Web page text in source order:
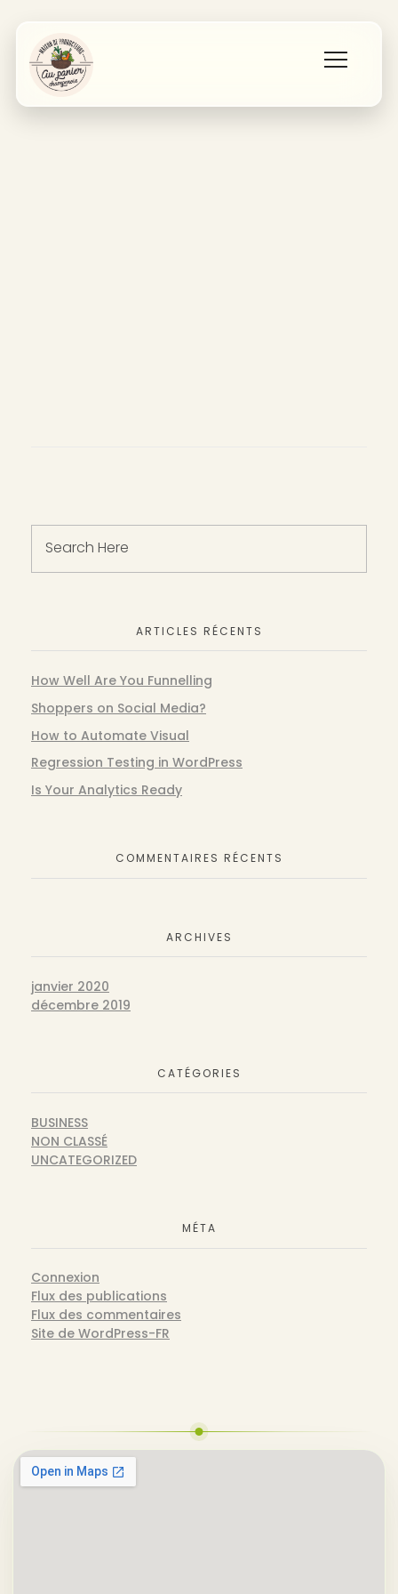
ARTICLES RÉCENTS
How Well Are You Funnelling
Shoppers on Social Media?
How to Automate Visual
Regression Testing in WordPress
Is Your Analytics Ready
COMMENTAIRES RÉCENTS
ARCHIVES
janvier 2020
décembre 2019
CATÉGORIES
BUSINESS
NON CLASSÉ
UNCATEGORIZED
MÉTA
Connexion
Flux des publications
Flux des commentaires
Site de WordPress-FR